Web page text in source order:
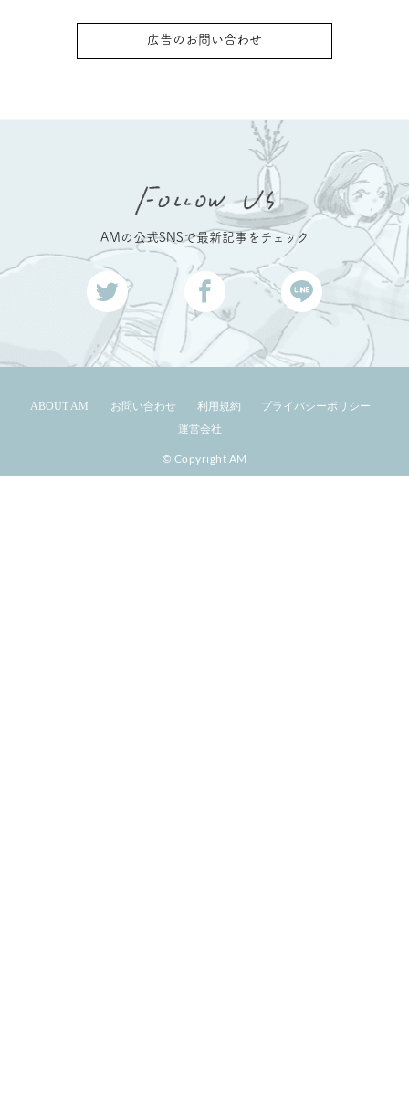
広告のお問い合わせ
AMの公式SNSで最新記事をチェック
ABOUT AM お問い合わせ 利用規約
プライバシーポリシー
運営会社
© Copyright AM